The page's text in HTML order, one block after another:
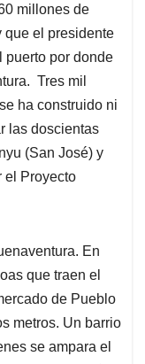
millones de
que el presidente
puerto por donde
Tres mil
ha construido ni
las doscientas
(San José) y
el Proyecto
En
que traen el
de Pueblo
metros. Un barrio
se ampara el